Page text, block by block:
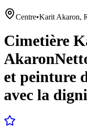
Centre•Karit Akaron,
Cimetière
Akaron
et peinture
avec la